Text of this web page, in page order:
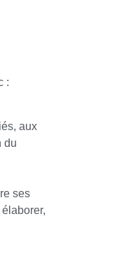
:
aux
du
ses